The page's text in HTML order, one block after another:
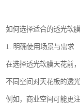
如何选择适合的透光软
1. 明确使用场景与需求
在选择透光软膜天花前
不同空间对天花板的透
例如，商业空间可能更